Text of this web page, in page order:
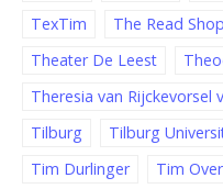
TexTim
The Read Shop
Theater De Leest
Theresia van Rijckevorsel
Tilburg
Tilburg
Tim Durlinger
Tim